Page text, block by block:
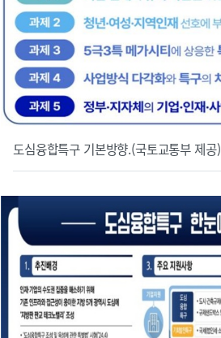
도심융합특구 기본방향.(국토교통부 제공)